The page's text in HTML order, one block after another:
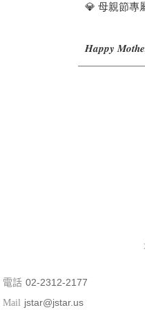
💎 母親節專
(數量
𝑯𝒂𝒑𝒑𝒚
電話 02-2312-2177
Mail jstar@jstar.us